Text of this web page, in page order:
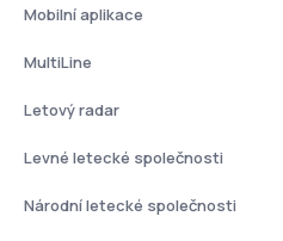
Mobilní aplikace
MultiLine
Letový radar
Levné letecké společnosti
Národní letecké společnosti